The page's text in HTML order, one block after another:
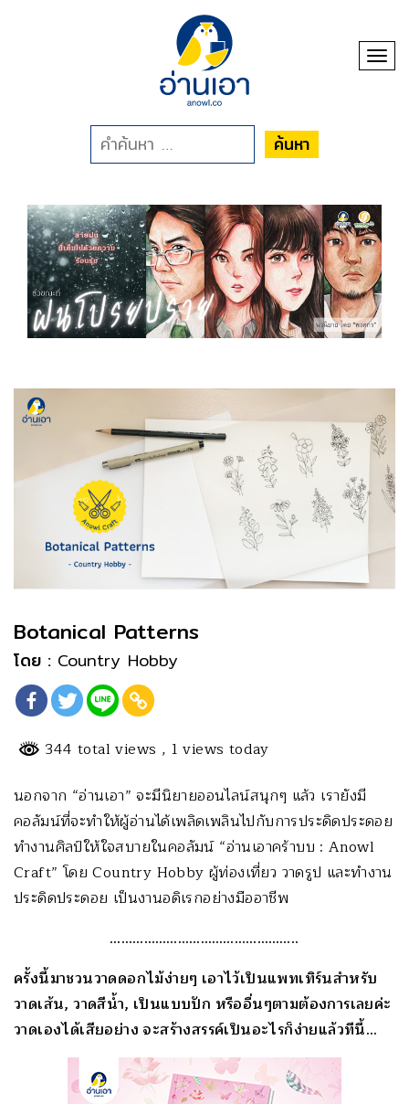
ค้นหา
Botanical Patterns
โดย : Country Hobby
344 total views , 1 views today
นอกจาก “อ่านเอา” จะมีนิยายออนไลน์สนุกๆ แล้ว เรายังมี
คอลัมน์ที่จะทำให้ผู้อ่านได้เพลิดเพลินไปกับการประดิดประดอย
ทำงานศิลป์ให้ใจสบายในคอลัมน์ “อ่านเอาคร้าบบ : Anowl
Craft” โดย Country Hobby ผู้ท่องเที่ยว วาดรูป และทำงาน
ประดิดประดอย เป็นงานอดิเรกอย่างมืออาชีพ
…………………………………………..
ครั้งนี้มาชวนวาดดอกไม้ง่ายๆ เอาไว้เป็นแพทเทิร์นสำหรับ
วาดเส้น, วาดสีน้ำ, เป็นแบบปัก หรืออื่นๆตามต้องการเลยค่ะ
วาดเองได้เสียอย่าง จะสร้างสรรค์เป็นอะไรก็ง่ายแล้วทีนี้…